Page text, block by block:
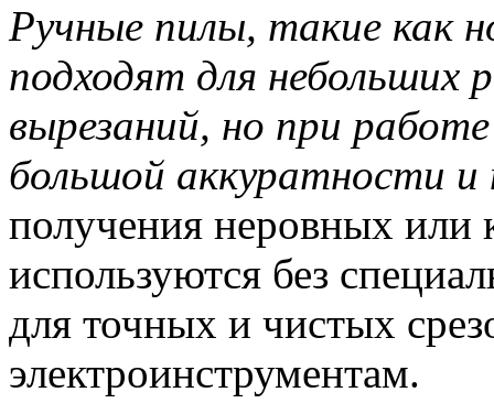
Ручные пилы, такие как
подходят для небольших
вырезаний, но при
большой аккуратности и
получения неровных или
используются без
для точных и чистых
электроинструментам.